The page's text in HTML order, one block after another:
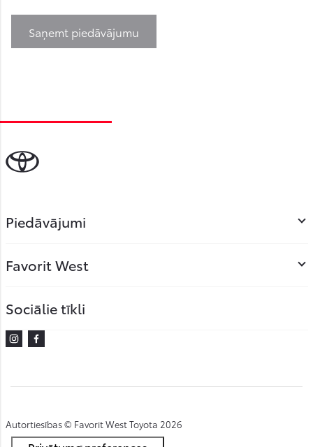
Saņemt piedāvājumu
Piedāvājumi
Favorit West
Sociālie tīkli
Instagram
Facebook
Autortiesības © Favorit West Toyota 2026